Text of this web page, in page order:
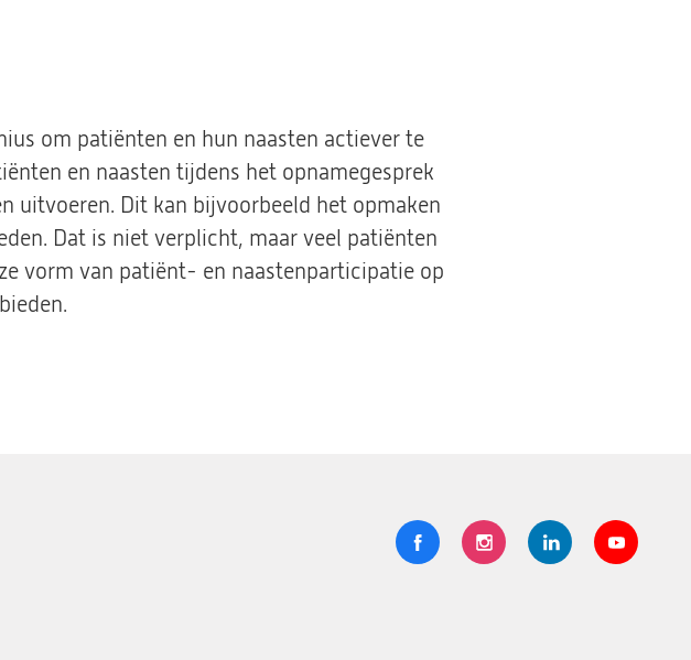
om patiënten en hun naasten actiever te
en naasten tijdens het opnamegesprek
uitvoeren. Dit kan bijvoorbeeld het opmaken
Dat is niet verplicht, maar veel patiënten
vorm van patiënt- en naastenparticipatie op
Volg
Logo
Logo
Logo
Logo